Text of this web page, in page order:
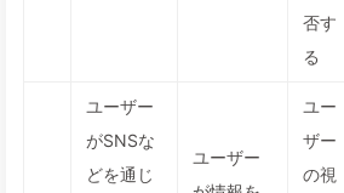
否す
る
ユーザー
がSNSな
どを通じ
ユーザー
ユー
ザー
の視